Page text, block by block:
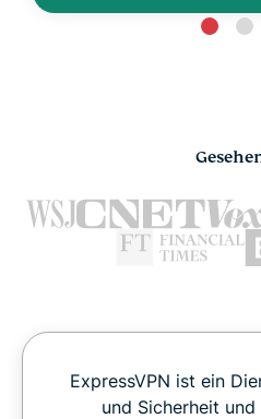
ExpressVPN ist ein
und Sicherheit